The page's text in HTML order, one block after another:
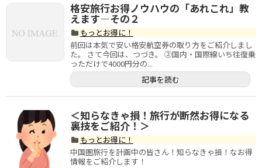
格安旅行お得ノウハウの「あれこれ」教
えます―その２
もっとお得に！
前回は本気で安い格安航空券の取り方をご紹介しまし
た。 さて今回は、つづき。 ②国内・国際線いち往復乗
っただけで4000円分の...
記事を読む
＜知らなきゃ損！旅行が断然お得になる
裏技をご紹介！＞
もっとお得に！
中国圏旅行を計画中の皆さん！知らなきゃ損！なお得
情報をご紹介します！
もっと楽しく！
もっとお得に！
中国生活ガイド
VPN（姉妹サイトへ）
中国の習慣
中国語上達ガイド